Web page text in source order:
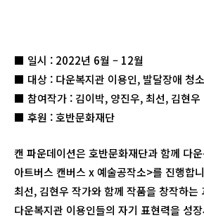
■ 일시 : 2022년 6월 – 12월
■ 대상 : 다운복지관 이용인, 발달장애 청
■ 참여작가 : 김이박, 양진우, 최선, 김현우
■ 후원 : 호반문화재단
캔 파운데이션은 호반문화재단과 함께 다
아트버스 캔버스 x 예술공작소>를 진행합
최선, 김현우 작가와 함께 작품을 창작하는
다운복지관 이용인들의 자기 표현력을 성